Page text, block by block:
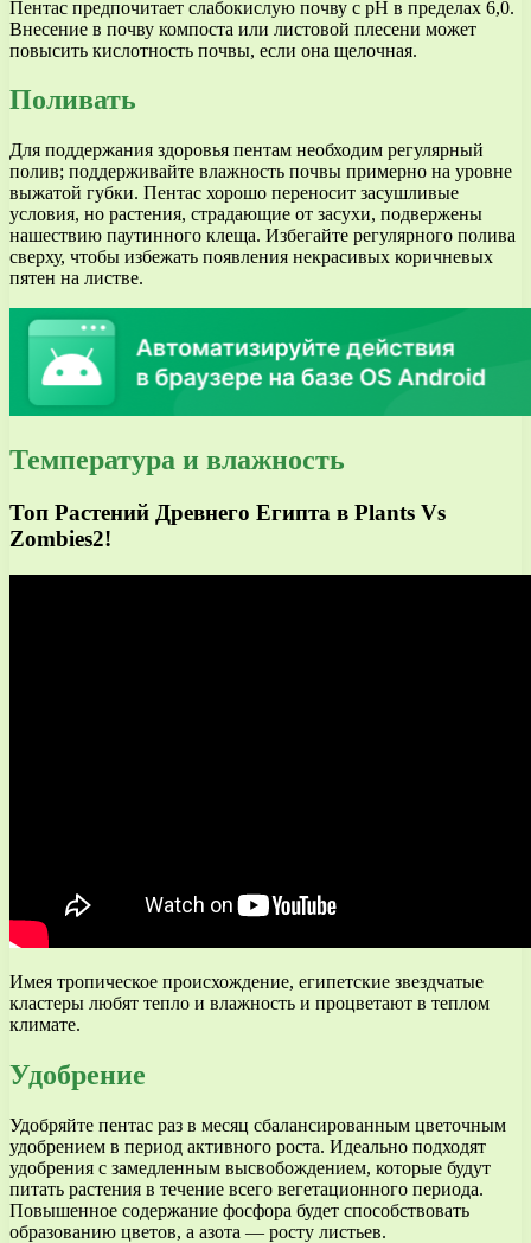
Пентас предпочитает слабокислую почву с pH в пределах 6,0.
Внесение в почву компоста или листовой плесени может
повысить кислотность почвы, если она щелочная.
Поливать
Для поддержания здоровья пентам необходим регулярный
полив; поддерживайте влажность почвы примерно на уровне
выжатой губки. Пентас хорошо переносит засушливые
условия, но растения, страдающие от засухи, подвержены
нашествию паутинного клеща. Избегайте регулярного полива
сверху, чтобы избежать появления некрасивых коричневых
пятен на листве.
Температура и влажность
Топ Растений Древнего Египта в Plants Vs
Zombies2!
Имея тропическое происхождение, египетские звездчатые
кластеры любят тепло и влажность и процветают в теплом
климате.
Удобрение
Удобряйте пентас раз в месяц сбалансированным цветочным
удобрением в период активного роста. Идеально подходят
удобрения с замедленным высвобождением, которые будут
питать растения в течение всего вегетационного периода.
Повышенное содержание фосфора будет способствовать
образованию цветов, а азота — росту листьев.